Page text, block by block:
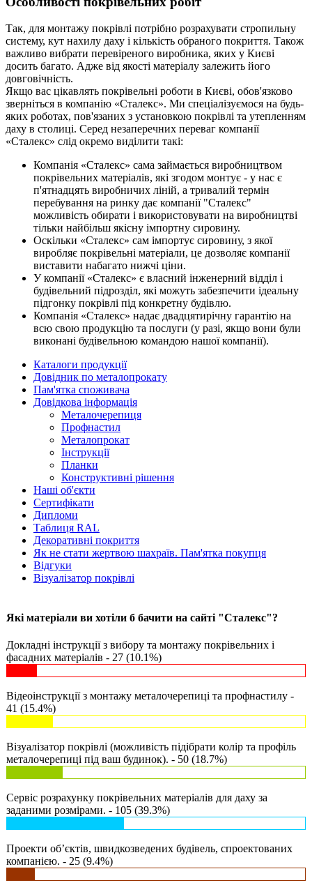
Так, для монтажу покрівлі потрібно розрахувати стропильну
систему, кут нахилу даху і кількість обраного покриття. Також
важливо вибрати перевіреного виробника, яких у Києві
досить багато. Адже від якості матеріалу залежить його
довговічність.
Якщо вас цікавлять покрівельні роботи в Києві, обов'язково
зверніться в компанію «Сталекс». Ми спеціалізуємося на будь-
яких роботах, пов'язаних з установкою покрівлі та утепленням
даху в столиці. Серед незаперечних переваг компанії
«Сталекс» слід окремо виділити такі:
Компанія «Сталекс» сама займається виробництвом
покрівельних матеріалів, які згодом монтує - у нас є
п'ятнадцять виробничих ліній, а тривалий термін
перебування на ринку дає компанії "Сталекс"
можливість обирати і використовувати на виробництві
тільки найбільш якісну імпортну сировину.
Оскільки «Сталекс» сам імпортує сировину, з якої
виробляє покрівельні матеріали, це дозволяє компанії
виставити набагато нижчі ціни.
У компанії «Сталекс» є власний інженерний відділ і
будівельний підрозділ, які можуть забезпечити ідеальну
підгонку покрівлі під конкретну будівлю.
Компанія «Сталекс» надає двадцятирічну гарантію на
всю свою продукцію та послуги (у разі, якщо вони були
виконані будівельною командою нашої компанії).
Каталоги продукції
Довідник по металопрокату
Пам'ятка споживача
Довідкова інформація
Металочерепиця
Профнастил
Металопрокат
Інструкції
Планки
Конструктивні рішення
Наші об'єкти
Сертифікати
Дипломи
Таблиця RAL
Декоративні покриття
Як не стати жертвою шахраїв. Пам'ятка покупця
Відгуки
Візуалізатор покрівлі
Які матеріали ви хотіли б бачити на сайті "Сталекс"?
Докладні інструкції з вибору та монтажу покрівельних і
фасадних матеріалів - 27 (10.1%)
Відеоінструкції з монтажу металочерепиці та профнастилу -
41 (15.4%)
Візуалізатор покрівлі (можливість підібрати колір та профіль
металочерепиці під ваш будинок). - 50 (18.7%)
Сервіс розрахунку покрівельних матеріалів для даху за
заданими розмірами. - 105 (39.3%)
Проекти об’єктів, швидкозведених будівель, спроектованих
компанією. - 25 (9.4%)